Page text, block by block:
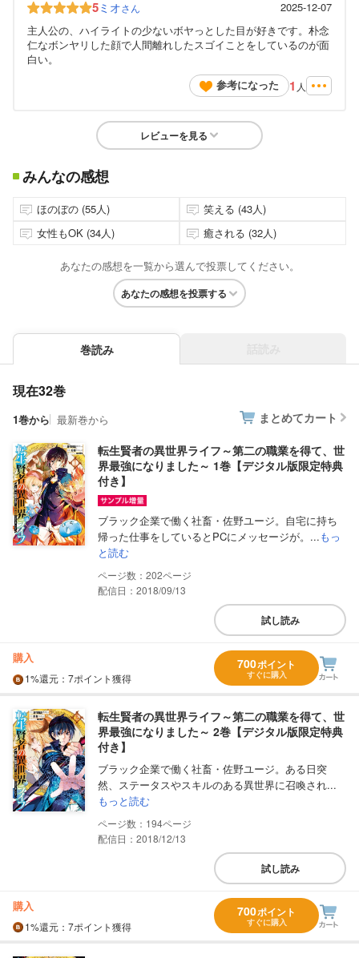
5ミオさん
2025-12-07
主人公の、ハイライトの少ないボヤっとした目が好きです。朴念
仁なボンヤリした顔で人間離れしたスゴイことをしているのが面
白い。
参考になった
1 人
レビューを見る
みんなの感想
ほのぼの (55人)
笑える (43人)
女性もOK (34人)
癒される (32人)
あなたの感想を一覧から選んで投票してください。
あなたの感想を投票する
巻読み
現在32巻
1巻から 最新巻から まとめてカート
転生賢者の異世界ライフ～第二の職業を得て、世
界最強になりました～ 1巻【デジタル版限定特典
付き】
ブラック企業で働く社畜・佐野ユージ。自宅に持ち
帰った仕事をしているとPCにメッセージが。...もっ
と読む
202
配信日：2018/09/13
試し読み
購入
1%還元 ：7ポイント獲得
700ポイント
すぐに購入
転生賢者の異世界ライフ～第二の職業を得て、世
界最強になりました～ 2巻【デジタル版限定特典
付き】
ブラック企業で働く社畜・佐野ユージ。ある日突
然、ステータスやスキルのある異世界に召喚され...
もっと読む
194
配信日：2018/12/13
試し読み
購入
1%還元 ：7ポイント獲得
700ポイント
すぐに購入